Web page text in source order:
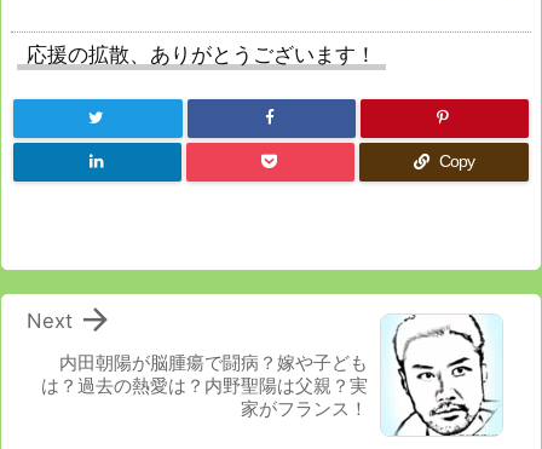
応援の拡散、ありがとうございます！
Copy
内田朝陽が脳腫瘍で闘病？嫁や子ども
は？過去の熱愛は？内野聖陽は父親？実
家がフランス！

Next